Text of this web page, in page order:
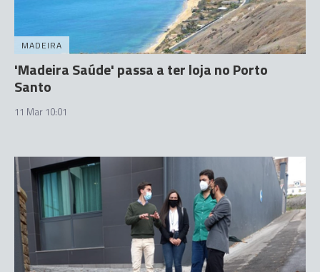
MADEIRA
'Madeira Saúde' passa a ter loja no Porto
Santo
11 Mar 10:01